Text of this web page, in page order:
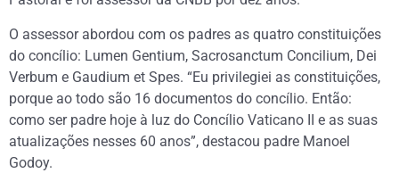
O assessor abordou com os padres as quatro constituições
do concílio: Lumen Gentium, Sacrosanctum Concilium, Dei
Verbum e Gaudium et Spes. “Eu privilegiei as constituições,
porque ao todo são 16 documentos do concílio. Então:
como ser padre hoje à luz do Concílio Vaticano II e as suas
atualizações nesses 60 anos”, destacou padre Manoel
Godoy.